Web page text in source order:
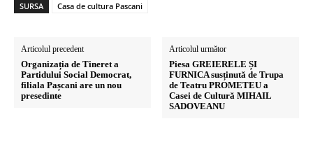
SURSA Casa de cultura Pascani
Articolul precedent
Organizația de Tineret a
Partidului Social Democrat,
filiala Pașcani are un nou
presedinte
Articolul următor
Piesa GREIERELE ȘI
FURNICA susținută de Trupa
de Teatru PROMETEU a
Casei de Cultură MIHAIL
SADOVEANU